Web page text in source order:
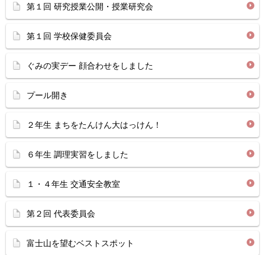
第１回 研究授業公開・授業研究会
第１回 学校保健委員会
ぐみの実デー 顔合わせをしました
プール開き
２年生 まちをたんけん大はっけん！
６年生 調理実習をしました
１・４年生 交通安全教室
第２回 代表委員会
富士山を望むベストスポット